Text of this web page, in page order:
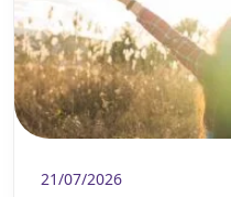
21/07/2026